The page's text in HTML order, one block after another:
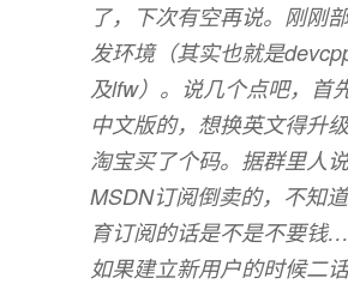
了，下次有空再说。刚刚
发环境（其实也就是
及lfw）。说几个点吧，首
中文版的，想换英文得升
淘宝买了个码。据群里人
MSDN订阅倒卖的，不知
育订阅的话是不是不要钱
如果建立新用户的时候二